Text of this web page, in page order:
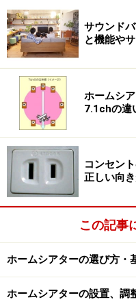
サウンド
と機能や
ホームシ
7.1chの違
コンセン
正しい向き
この記事
ホームシアターの選び方・
ホームシアターの設置、調